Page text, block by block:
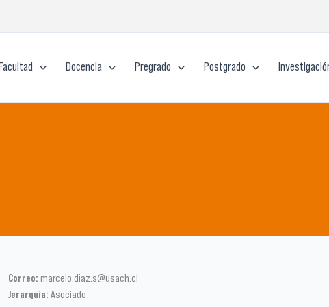
Docencia Pregrado Postgrado
Correo: marcelo.diaz.s@usach.cl
Jerarquía: Asociado